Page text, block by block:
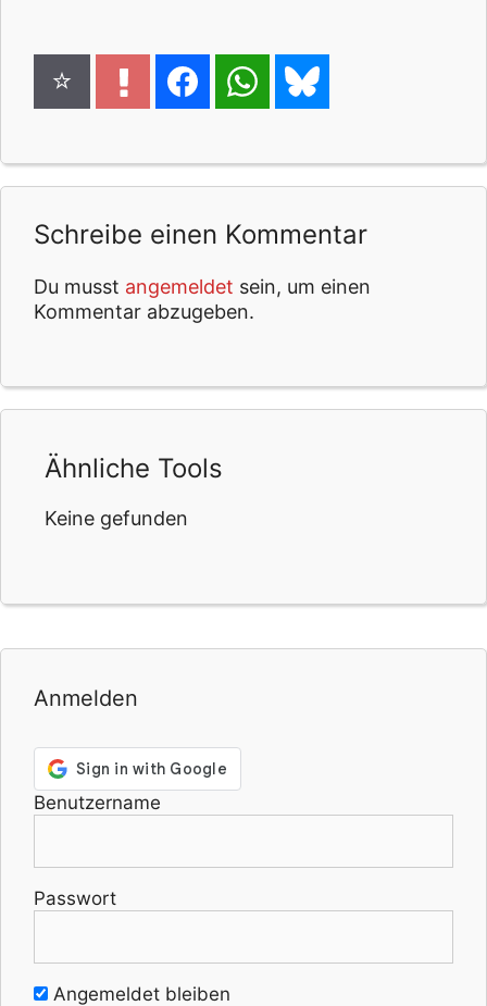
Schreibe einen Kommentar
Du musst angemeldet sein, um einen
Kommentar abzugeben.
Ähnliche Tools
Keine gefunden
Anmelden
Benutzername
Passwort
Angemeldet bleiben